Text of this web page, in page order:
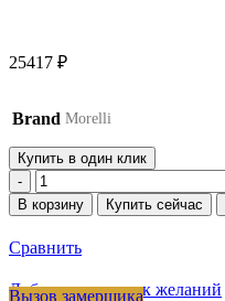
25417 ₽
Brand Morelli
Купить в один клик
Количество
товара
Ручка
MATRIX-
R2
В корзину Купить сейчас
Сравнить
Добавить в список желаний
Вызов замерщика